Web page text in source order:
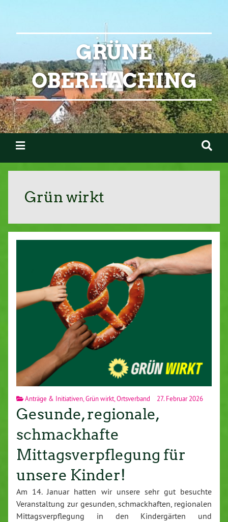
GRÜNE
OBERHACHING
Grün wirkt
Anträge & Initiativen,Grün wirkt,Ortsverband 27. Februar 2026
Gesunde, regionale,
schmackhafte
Mittagsverpflegung für
unsere Kinder!
Am 14. Januar hatten wir unsere sehr gut besuchte
Veranstaltung zur gesunden, schmackhaften, regionalen
Mittagsverpflegung in den Kindergärten und